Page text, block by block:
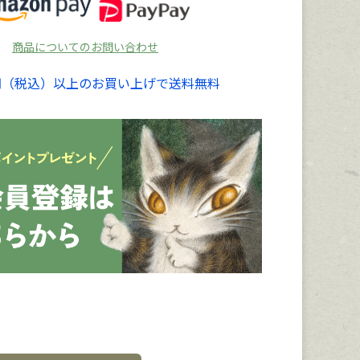
商品についてのお問い合わせ
税込）以上のお買い上げで送料無料